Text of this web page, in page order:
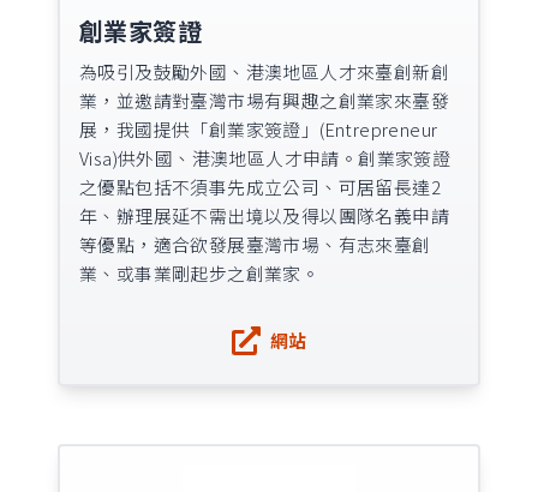
創業家簽證
為吸引及鼓勵外國、港澳地區人才來臺創新創
業，並邀請對臺灣市場有興趣之創業家來臺發
展，我國提供「創業家簽證」(Entrepreneur
Visa)供外國、港澳地區人才申請。創業家簽證
之優點包括不須事先成立公司、可居留長達2
年、辦理展延不需出境以及得以團隊名義申請
等優點，適合欲發展臺灣市場、有志來臺創
業、或事業剛起步之創業家。
網站